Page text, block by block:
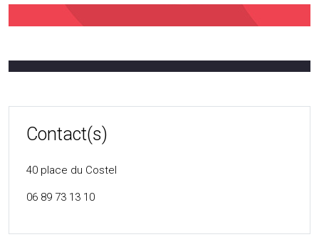
Contact(s)
40 place du Costel
06 89 73 13 10